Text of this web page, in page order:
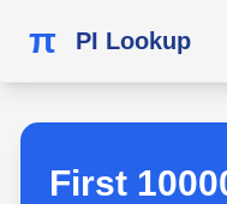
π PI Lookup
First